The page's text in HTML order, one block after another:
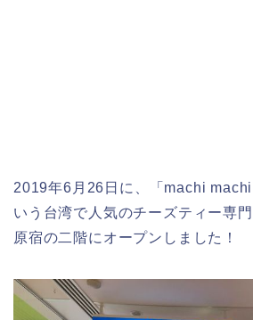
2019年6月26日に、「machi
いう台湾で人気のチーズティー専
原宿の二階にオープンしました！